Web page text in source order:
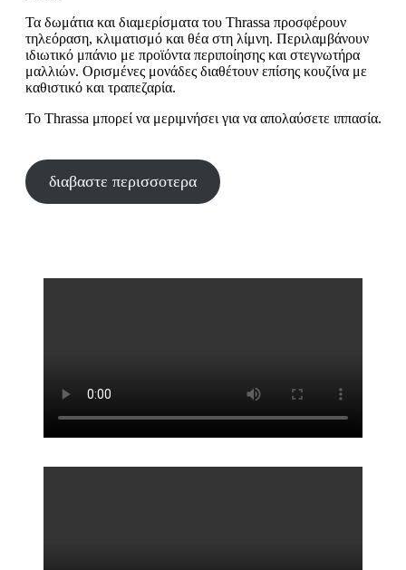
Τα δωμάτια και διαμερίσματα του Thrassa προσφέρουν
τηλεόραση, κλιματισμό και θέα στη λίμνη. Περιλαμβάνουν
ιδιωτικό μπάνιο με προϊόντα περιποίησης και στεγνωτήρα
μαλλιών. Ορισμένες μονάδες διαθέτουν επίσης κουζίνα με
καθιστικό και τραπεζαρία.
Το Thrassa μπορεί να μεριμνήσει για να απολαύσετε ιππασία.
διαβαστε περισσοτερα